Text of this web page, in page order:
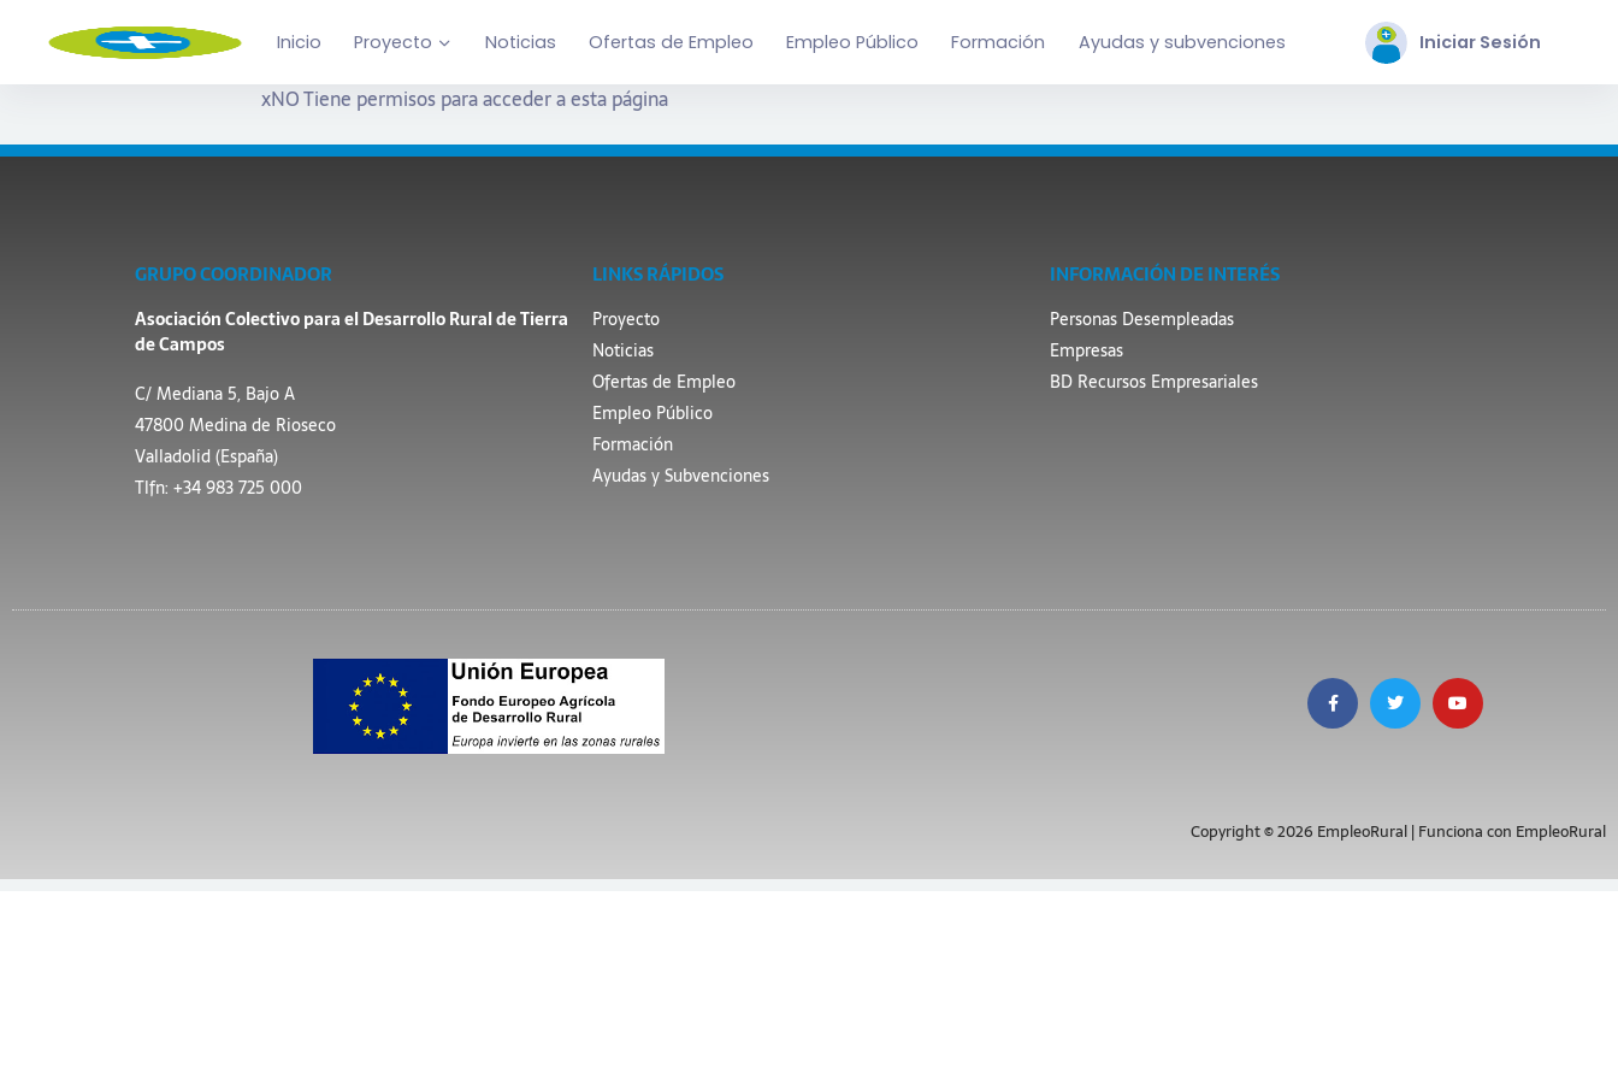
Inicio Proyecto Noticias Ofertas de Empleo Empleo Público Formación Ayudas y subvenciones Iniciar Sesión
xNO Tiene permisos para acceder a esta página
GRUPO COORDINADOR
Asociación Colectivo para el Desarrollo Rural de Tierra
de Campos
C/ Mediana 5, Bajo A
47800 Medina de Rioseco
Valladolid (España)
Tlfn: +34 983 725 000
LINKS RÁPIDOS
Proyecto
Noticias
Ofertas de Empleo
Empleo Público
Formación
Ayudas y Subvenciones
INFORMACIÓN DE INTERÉS
Personas Desempleadas
Empresas
BD Recursos Empresariales
Copyright © 2026 EmpleoRural | Funciona con EmpleoRural